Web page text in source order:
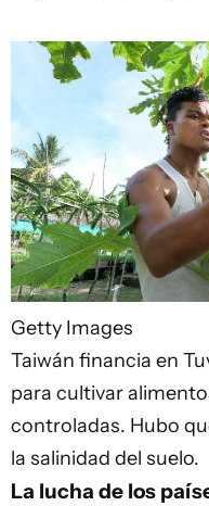
Getty Images
Taiwán financia en
para cultivar
controladas. Hubo
la salinidad del suelo.
La lucha de los